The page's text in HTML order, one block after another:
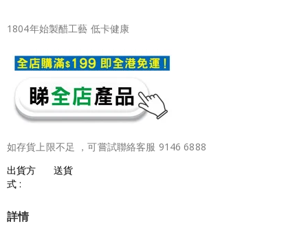
1804年始製醋工藝 低卡健康
如存貨上限不足 ，可嘗試聯絡客服 9146 6888
出貨方
式 :
送貨
詳情